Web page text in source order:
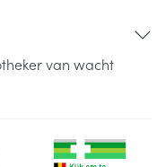
van wacht